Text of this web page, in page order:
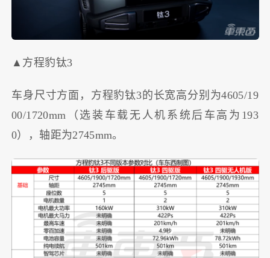
▲方程豹钛3
车身尺寸方面，方程豹钛3的长宽高分别为4605/19
00/1720mm（选装车载无人机系统后车高为193
0），轴距为2745mm。